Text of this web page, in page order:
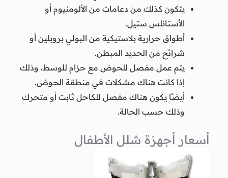
يتكون كذلك من دعامات من الألومنيوم أو
الأستانلس ستيل.
أطواق حرارية بلاستيكية من البولي بروبلين أو
شرائح من الحديد المبطن.
يتم عمل مفصل للحوض مع حزام للوسط، وذلك
إذا كانت هناك مشكلات في منطقة الحوض.
أيضًا يكون هناك مفصل للكاحل ثابت أو متحرك
وذلك حسب الحالة.
أسعار أجهزة شلل الأطفال